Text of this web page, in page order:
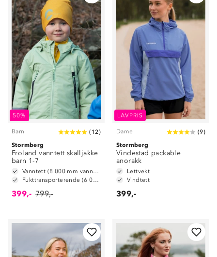
50%
Barn ( 12)
Stormberg
Froland vanntett skalljakke
barn 1-7
Vanntett (8 000 mm vannsøyle)
Fukttransporterende (6 000 g/m2/24t)
399,- 799,-
LAVPRIS
Dame (9)
Stormberg
Vindestad packable
anorakk
Lettvekt
Vindtett
399,-